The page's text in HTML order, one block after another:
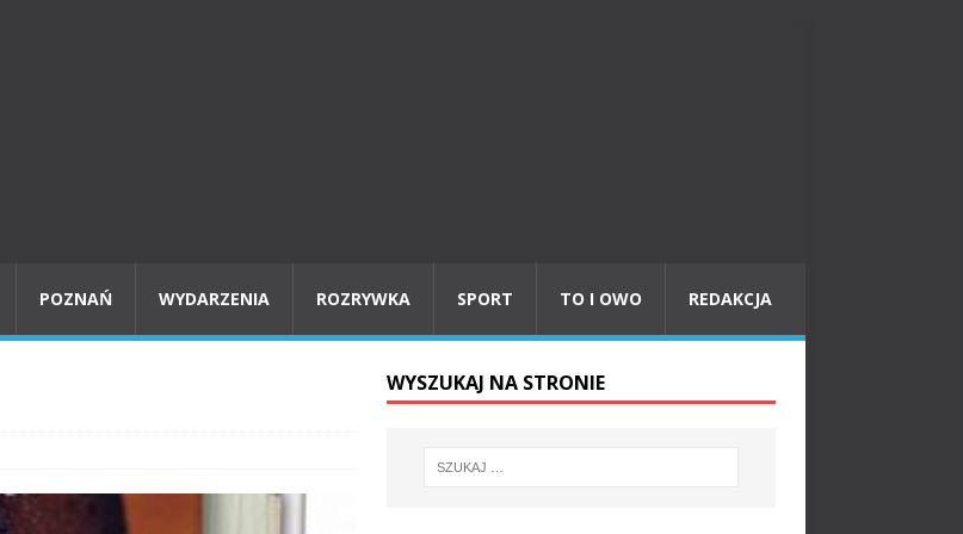
POZNAŃ WYDARZENIA ROZRYWKA SPORT TO I OWO REDAKCJA
WYSZUKAJ NA STRONIE